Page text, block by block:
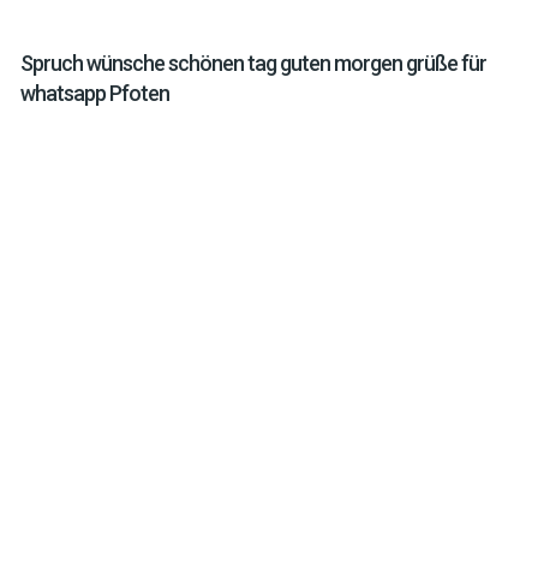
Spruch wünsche schönen tag guten morgen grüße für
whatsapp Pfoten